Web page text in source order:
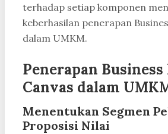
terhadap setiap komponen
keberhasilan penerapan
dalam UMKM.
Penerapan Business
Canvas dalam
Menentukan Segmen
Proposisi Nilai